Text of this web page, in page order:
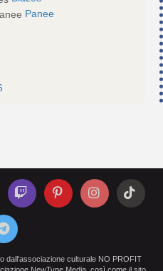
Panee
dall'associazione culturale NO PROFIT